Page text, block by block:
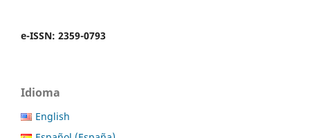
e-ISSN: 2359-0793
Idioma
English